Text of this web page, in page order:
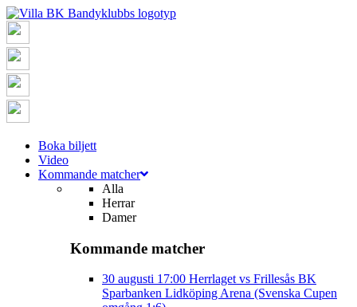
Boka biljett
Video
Kommande matcher
Alla
Herrar
Damer
Kommande matcher
30 augusti 17:00 Herrlaget vs Frillesås BK
Sparbanken Lidköping Arena (Svenska Cupen